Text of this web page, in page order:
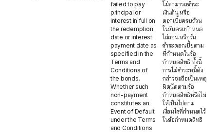
failed to pay
principal or
interest in full on
the redemption
date or interest
payment date as
specified in the
Terms and
Conditions of
the bonds.
Whether such
non-payment
constitutes an
Event of Default
under the Terms
and Conditions
ไม่สามารถชำระ
เงินต้น หรือ
ดอกเบี้ยครบถ้วน
ในวันครบกำหนด
ไถ่ถอน หรือวัน
ชำระดอกเบี้ยตาม
ที่กำหนดในข้อ
กำหนดสิทธิ ทั้งนี้
การไม่ชำระหนี้ดัง
กล่าวจะถือเป็นเหตุ
ผิดนัดตามข้อ
กำหนดสิทธิหรือไม่
ให้เป็นไปตาม
เงื่อนไขที่กำหนดไว้
ในข้อกำหนดสิทธิ